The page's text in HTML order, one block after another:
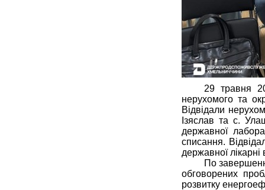
29 травня
нерухомого та
Відвідали
Ізяслав та с.
державної
списання.
державної
По
обговорених
розвитку